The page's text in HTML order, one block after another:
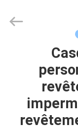
MAISON
PRODUITS
Limited.